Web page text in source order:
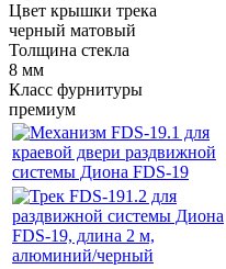
Цвет крышки трека
черный матовый
Толщина стекла
8 мм
Класс фурнитуры
премиум